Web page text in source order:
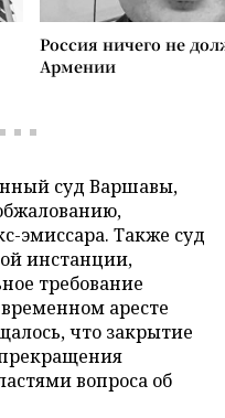
Россия ничего не
Армении
суд Варшавы,
эмиссара. Также суд
инстанции,
требование
аресте
что закрытие
вопроса об